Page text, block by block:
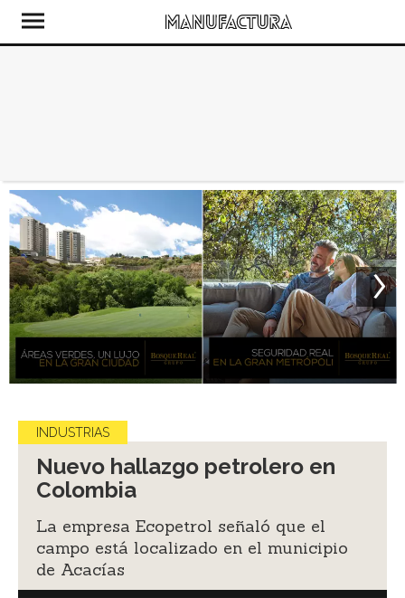
INDUSTRIAS
Nuevo hallazgo petrolero en
Colombia
La empresa Ecopetrol señaló que el
campo está localizado en el municipio
de Acacías